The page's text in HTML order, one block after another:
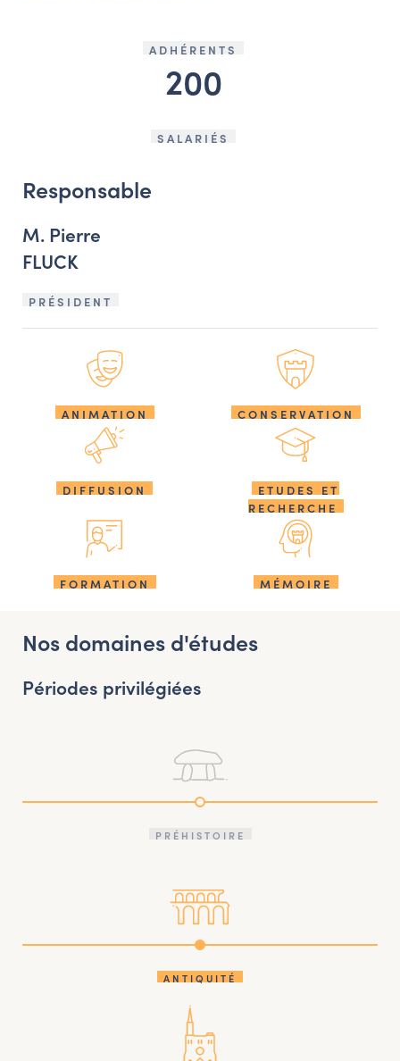
ADHÉRENTS
200
SALARIÉS
Responsable
M. Pierre
FLUCK
PRÉSIDENT
ANIMATION CONSERVATION
DIFFUSION
ETUDES ET
RECHERCHE
FORMATION MÉMOIRE
Nos domaines d'études
Périodes privilégiées
PRÉHISTOIRE
ANTIQUITÉ